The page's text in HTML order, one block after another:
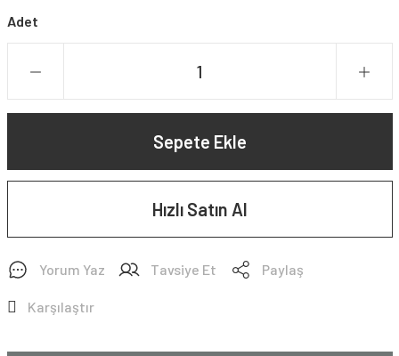
Adet
Sepete Ekle
Hızlı Satın Al
Yorum Yaz Tavsiye Et Paylaş
Karşılaştır